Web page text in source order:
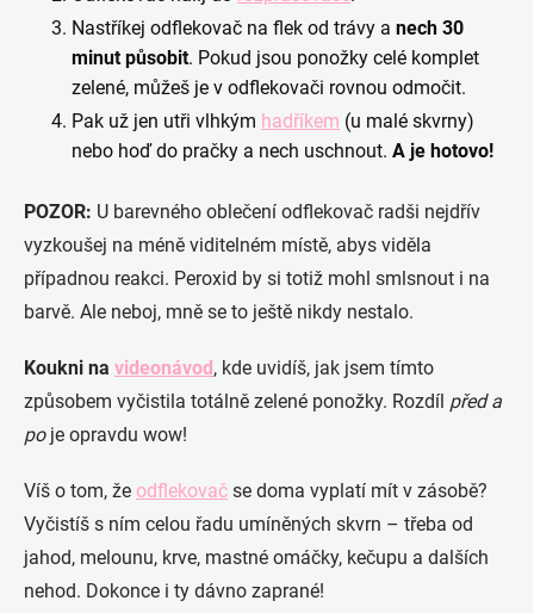
Nastříkej odflekovač na flek od trávy a nech 30
minut působit. Pokud jsou ponožky celé komplet
zelené, můžeš je v odflekovači rovnou odmočit.
Pak už jen utři vlhkým hadříkem (u malé skvrny)
nebo hoď do pračky a nech uschnout. A je hotovo!
POZOR: U barevného oblečení odflekovač radši nejdřív
vyzkoušej na méně viditelném místě, abys viděla
případnou reakci. Peroxid by si totiž mohl smlsnout i na
barvě. Ale neboj, mně se to ještě nikdy nestalo.
Koukni na videonávod, kde uvidíš, jak jsem tímto
způsobem vyčistila totálně zelené ponožky. Rozdíl před a
poje opravdu wow!
Víš o tom, že odflekovač se doma vyplatí mít v zásobě?
Vyčistíš s ním celou řadu umíněných skvrn – třeba od
jahod, melounu, krve, mastné omáčky, kečupu a dalších
nehod. Dokonce i ty dávno zaprané!